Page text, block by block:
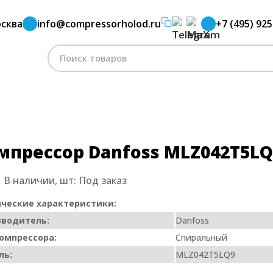
info@compressorholod.ru +7 (495)
Поиск
по:
Компрессор Danfoss MLZ042T5LQ9
Danfoss
В наличии, шт: Под заказ
характеристики:
Danfoss
Спиральный
MLZ042T5LQ9